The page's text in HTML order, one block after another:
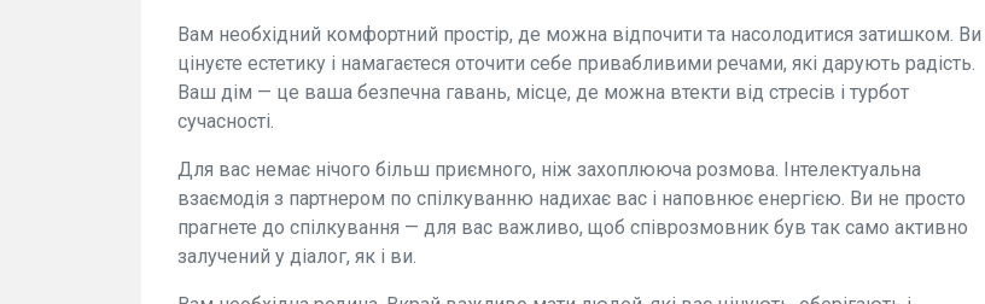
Вам необхідний комфортний простір, де можна відпочити та насолодитися затишком. Ви
цінуєте естетику і намагаєтеся оточити себе привабливими речами, які дарують радість.
Ваш дім — це ваша безпечна гавань, місце, де можна втекти від стресів і турбот
сучасності.
Для вас немає нічого більш приємного, ніж захоплююча розмова. Інтелектуальна
взаємодія з партнером по спілкуванню надихає вас і наповнює енергією. Ви не просто
прагнете до спілкування — для вас важливо, щоб співрозмовник був так само активно
залучений у діалог, як і ви.